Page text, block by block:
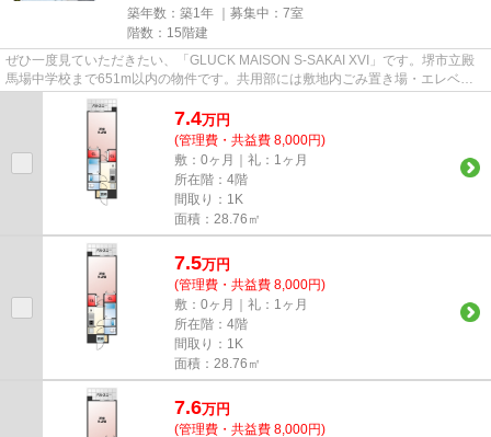
築年数：築1年 ｜募集中： 7室
階数：15階建
ぜひ一度見ていただきたい、「GLUCK MAISON S-SAKAI XVI」です。堺市立殿
馬場中学校まで651m以内の物件です。共用部には敷地内ごみ置き場・エレベー
タなど様々な設備やサービスが揃っ...
7.4万円
(管理費・共益費 8,000円)
敷：0ヶ月｜礼：1ヶ月
所在階：4階
間取り：1K
面積：28.76㎡
7.5万円
(管理費・共益費 8,000円)
敷：0ヶ月｜礼：1ヶ月
所在階：4階
間取り：1K
面積：28.76㎡
7.6万円
(管理費・共益費 8,000円)